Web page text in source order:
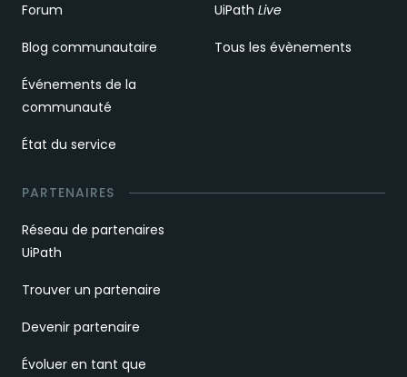
Forum
Blog communautaire
Événements de la
communauté
État du service
UiPath Live
Tous les évènements
PARTENAIRES
Réseau de partenaires
UiPath
Trouver un partenaire
Devenir partenaire
Évoluer en tant que